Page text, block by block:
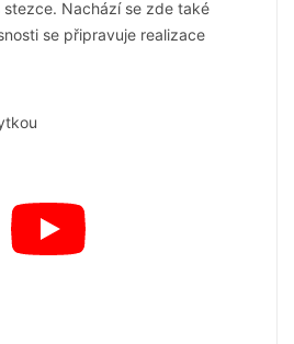
Nachází se zde také
se připravuje realizace